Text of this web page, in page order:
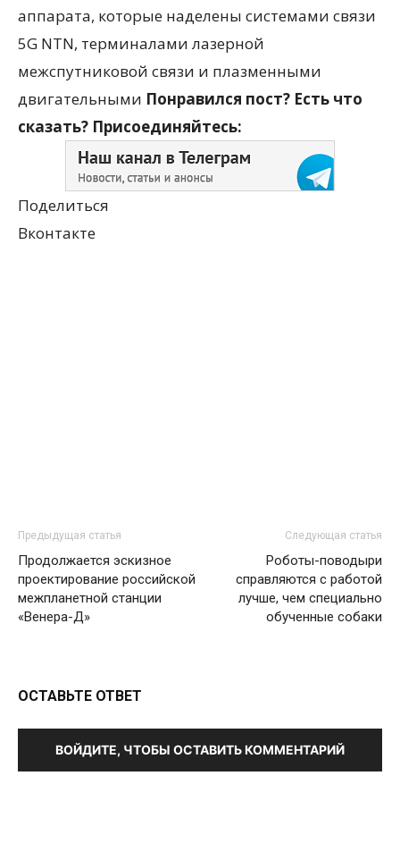
аппарата, которые наделены системами связи
5G NTN, терминалами лазерной
межспутниковой связи и плазменными
двигательными Понравился пост? Есть что
сказать? Присоединяйтесь:
Поделиться
Вконтакте
Предыдущая статья
Продолжается эскизное
проектирование российской
межпланетной станции
«Венера-Д»
Следующая статья
Роботы-поводыри
справляются с работой
лучше, чем специально
обученные собаки
ОСТАВЬТЕ ОТВЕТ
ВОЙДИТЕ, ЧТОБЫ ОСТАВИТЬ КОММЕНТАРИЙ